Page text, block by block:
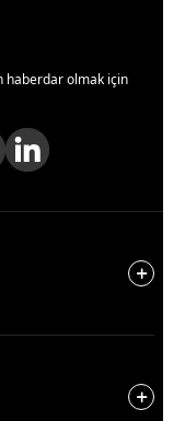
haberdar olmak için